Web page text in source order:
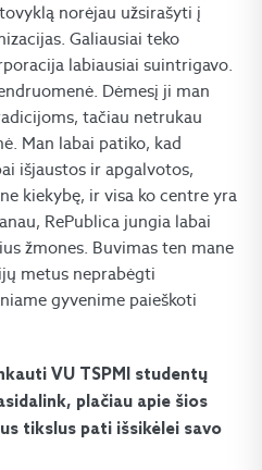
norėjau užsirašyti į
Galiausiai teko
labiausiai suintrigavo.
Dėmesį ji man
tačiau netrukau
Man labai patiko, kad
išjaustos ir apgalvotos,
kiekybę, ir visa ko centre yra
RePublica jungia labai
žmones. Buvimas ten mane
metus neprabėgti
gyvenime paieškoti
VU TSPMI studentų
plačiau apie šios
tikslus pati išsikėlei savo